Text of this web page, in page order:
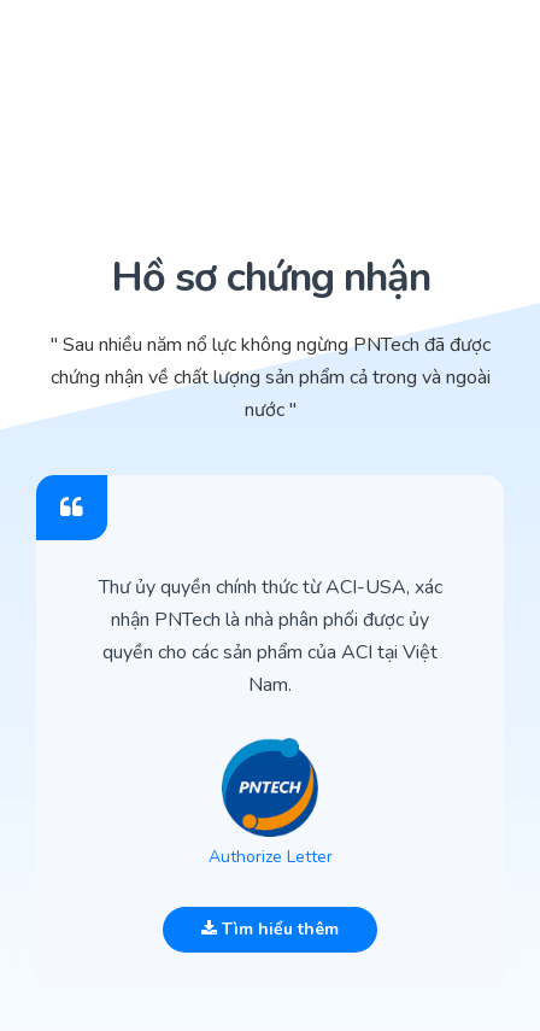
Hồ sơ chứng nhận
" Sau nhiều năm nổ lực không ngừng PNTech đã được
chứng nhận về chất lượng sản phẩm cả trong và ngoài
nước "
Thư ủy quyền chính thức từ ACI-USA, xác
nhận PNTech là nhà phân phối được ủy
quyền cho các sản phẩm của ACI tại Việt
Nam.
Authorize Letter
Tìm hiểu thêm